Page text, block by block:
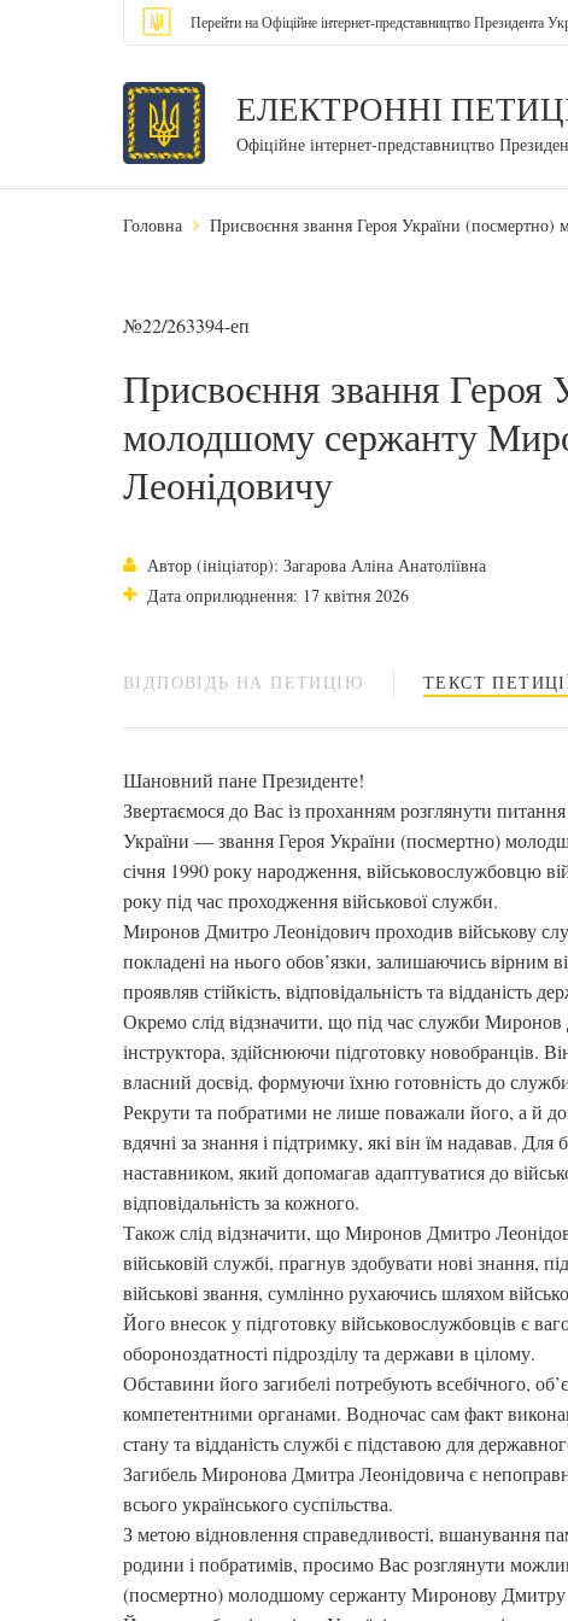
Перейти на Офіційне інтернет-представництво Президента
ЕЛЕКТРОННІ
Офіційне інтернет-представництво
Головна Присвоєння звання Героя України
№22/263394-еп
Присвоєння звання Героя
молодшому сержанту
Леонідовичу
Автор (ініціатор): Загарова Аліна Анатоліївна
Дата оприлюднення: 17 квітня 2026
ВІДПОВІДЬ НА ПЕТИЦІЮ ТЕКСТ
Шановний пане Президенте!
Звертаємося до Вас із проханням розглянути
України — звання Героя України (посмертно)
січня 1990 року народження, військовослужбовцю
року під час проходження військової служби.
Миронов Дмитро Леонідович проходив військову
покладені на нього обов’язки, залишаючись вірним
проявляв стійкість, відповідальність та відданість
Окремо слід відзначити, що під час служби
інструктора, здійснюючи підготовку новобранців.
власний досвід, формуючи їхню готовність до
Рекрути та побратими не лише поважали його, а й
вдячні за знання і підтримку, які він їм надавав.
наставником, який допомагав адаптуватися до
відповідальність за кожного.
Також слід відзначити, що Миронов Дмитро
військовій службі, прагнув здобувати нові знання,
військові звання, сумлінно рухаючись шляхом
Його внесок у підготовку військовослужбовців є
обороноздатності підрозділу та держави в цілому.
Обставини його загибелі потребують всебічного,
компетентними органами. Водночас сам факт
стану та відданість службі є підставою для
Загибель Миронова Дмитра Леонідовича є
всього українського суспільства.
З метою відновлення справедливості, вшанування
родини і побратимів, просимо Вас розглянути
(посмертно) молодшому сержанту Миронову Дмитру